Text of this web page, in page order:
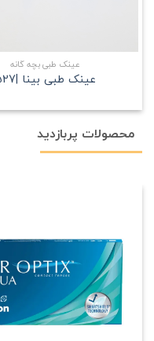
عینک طبی بچه گانه
عینک طبی بینا |527
محصولات پربازدید